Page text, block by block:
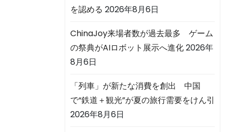
を認める 2026年8月6日
ChinaJoy来場者数が過去最多 ゲーム
の祭典がAIロボット展示へ進化2026年
8月6日
「列車」が新たな消費を創出 中国
で“鉄道＋観光”が夏の旅行需要をけん引
2026年8月6日